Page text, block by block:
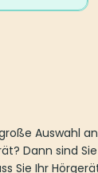
Auswahl
Dann sind
Sie Ihr